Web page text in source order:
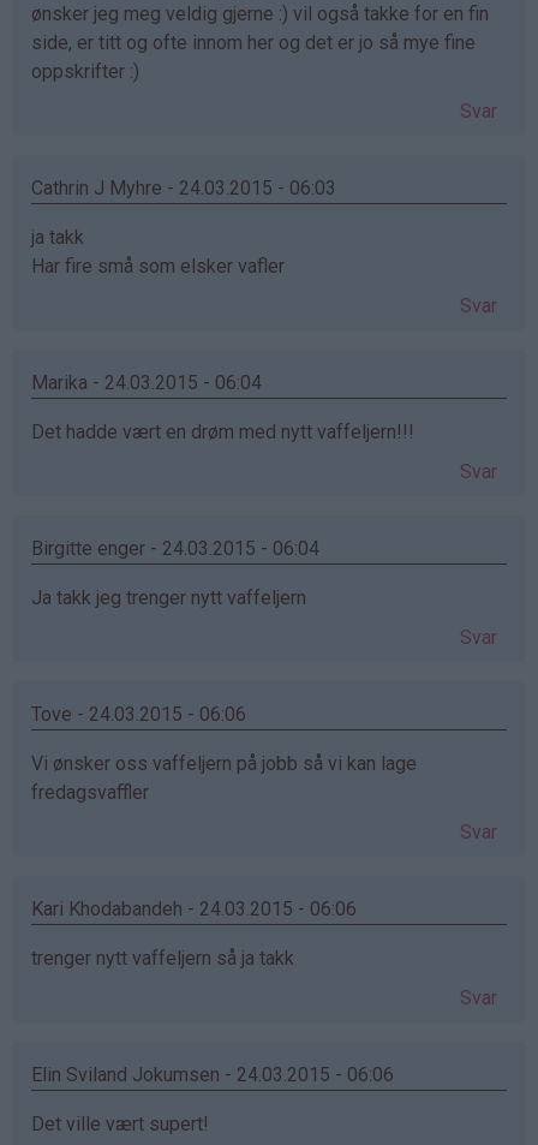
ønsker jeg meg veldig gjerne :) vil også takke for en fin
side, er titt og ofte innom her og det er jo så mye fine
oppskrifter :)
Svar
Cathrin J Myhre - 24.03.2015 - 06:03
ja takk
Har fire små som elsker vafler
Svar
Marika - 24.03.2015 - 06:04
Det hadde vært en drøm med nytt vaffeljern!!!
Svar
Birgitte enger - 24.03.2015 - 06:04
Ja takk jeg trenger nytt vaffeljern
Svar
Tove - 24.03.2015 - 06:06
Vi ønsker oss vaffeljern på jobb så vi kan lage
fredagsvaffler
Svar
Kari Khodabandeh - 24.03.2015 - 06:06
trenger nytt vaffeljern så ja takk
Svar
Elin Sviland Jokumsen - 24.03.2015 - 06:06
Det ville vært supert!